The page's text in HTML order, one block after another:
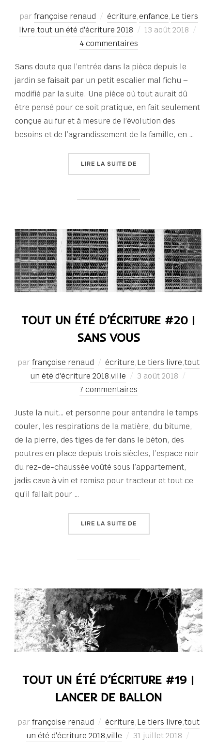
parfrançoise renaud écriture,enfance,Le tiers
livre,tout un été d'écriture 2018
Publié
13 août 2018
4 commentaires
Sans doute que l’entrée dans la pièce depuis le
jardin se faisait par un petit escalier mal fichu –
modifié par la suite. Une pièce où tout aurait dû
être pensé pour ce soit pratique, en fait seulement
conçue au fur et à mesure de l’évolution des
besoins et de l’agrandissement de la famille, en …
LIRE LA SUITE DE« TOUT UN ÉTÉ
TOUT UN ÉTÉ D’ÉCRITURE #20 |
SANS VOUS
parfrançoise renaud écriture,Le tiers livre,tout
un été d'écriture 2018,ville
Publié
le
3 août 2018
7 commentaires
Juste la nuit… et personne pour entendre le temps
couler, les respirations de la matière, du bitume,
de la pierre, des tiges de fer dans le béton, des
poutres en place depuis trois siècles, l’espace noir
du rez-de-chaussée voûté sous l’appartement,
jadis cave à vin et remise pour tracteur et tout ce
qu’il fallait pour …
LIRE LA SUITE DE« TOUT UN ÉTÉ
TOUT UN ÉTÉ D’ÉCRITURE #19 |
LANCER DE BALLON
parfrançoise renaud écriture,Le tiers livre,tout
un été d'écriture 2018,ville
Publié
31 juillet 2018